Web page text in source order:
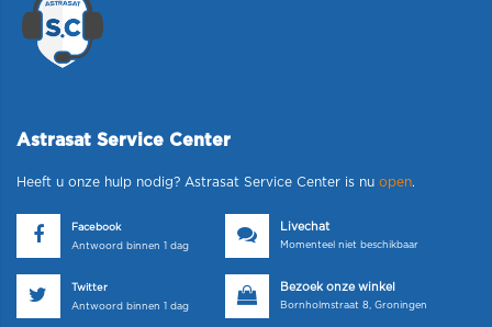
Astrasat Service Center
Heeft u onze hulp nodig? Astrasat Service Center is nu open.
Facebook
Antwoord binnen 1 dag
Livechat
Momenteel niet beschikbaar
Twitter
Antwoord binnen 1 dag
Bezoek onze winkel
Bornholmstraat 8, Groningen